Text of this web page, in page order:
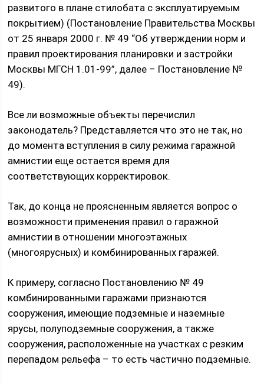
развитого в плане стилобата с эксплуатируемым
покрытием) (Постановление Правительства Москвы
от 25 января 2000 г. № 49 “Об утверждении норм и
правил проектирования планировки и застройки
Москвы МГСН 1.01-99”, далее – Постановление №
49).
Все ли возможные объекты перечислил
законодатель? Представляется что это не так, но
до момента вступления в силу режима гаражной
амнистии еще остается время для
соответствующих корректировок.
Так, до конца не проясненным является вопрос о
возможности применения правил о гаражной
амнистии в отношении многоэтажных
(многоярусных) и комбинированных гаражей.
К примеру, согласно Постановлению № 49
комбинированными гаражами признаются
сооружения, имеющие подземные и наземные
ярусы, полуподземные сооружения, а также
сооружения, расположенные на участках с резким
перепадом рельефа – то есть частично подземные.